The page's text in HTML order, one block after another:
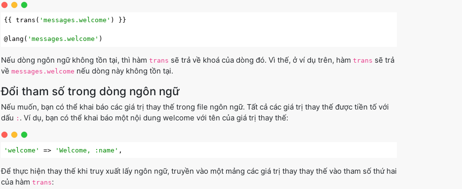
{{ trans( 'messages.welcome' ) }}
@lang( 'messages.welcome'
Nếu dòng ngôn ngữ không tồn tại, thì hàm trans sẽ trả về khoá của dòng đó. Vì thế, ở ví dụ trên, hàm trans sẽ trả
về messages.welcome nếu dòng này không tồn tại.
Đổi tham số trong dòng ngôn ngữ
Nếu muốn, bạn có thể khai báo các giá trị thay thế trong file ngôn ngữ. Tất cả các giá trị thay thế được tiền tố với
dấu : . Ví dụ, bạn có thể khai báo một nội dung welcome với tên của giá trị thay thế:
'welcome' => 'Welcome, :name'
Để thực hiện thay thế khi truy xuất lấy ngôn ngữ, truyền vào một mảng các giá trị thay thay thế vào tham số thứ hai
của hàm trans: